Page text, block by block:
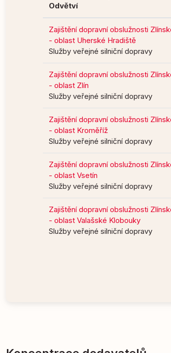
Odvětví
Zajištění dopravní obslužnosti
- oblast Uherské Hradiště
Služby veřejné silniční dopravy
Zajištění dopravní obslužnosti
- oblast Zlín
Služby veřejné silniční dopravy
Zajištění dopravní obslužnosti
- oblast Kroměříž
Služby veřejné silniční dopravy
Zajištění dopravní obslužnosti
- oblast Vsetín
Služby veřejné silniční dopravy
Zajištění dopravní obslužnosti
- oblast Valašské Klobouky
Služby veřejné silniční dopravy